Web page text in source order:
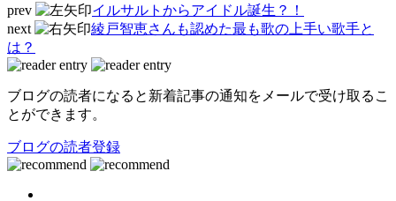
prev
イルサルトからアイドル誕生？！
next
綾戸智恵さんも認めた最も歌の上手い歌手と
は？
ブログの読者になると新着記事の通知をメールで受け取るこ
とができます。
ブログの読者登録